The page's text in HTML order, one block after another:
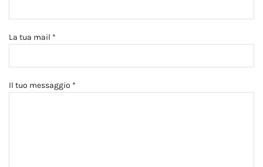
La tua mail *
Il tuo messaggio *